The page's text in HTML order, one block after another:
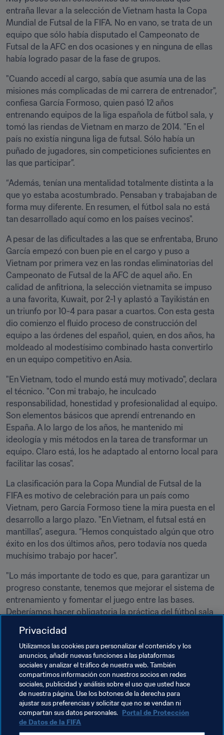
entraña llevar a la selección de Vietnam hasta la Copa
Mundial de Futsal de la FIFA. No en vano, se trata de un
equipo que sólo había disputado el Campeonato de
Futsal de la AFC en dos ocasiones y en ninguna de ellas
había logrado pasar de la fase de grupos.
"Cuando accedí al cargo, sabía que asumía una de las
misiones más complicadas de mi carrera de entrenador",
confiesa García Formoso, quien pasó 12 años
entrenando equipos de la liga española de fútbol sala, y
tomó las riendas de Vietnam en marzo de 2014. "En el
país no existía ninguna liga de futsal. Sólo había un
puñado de jugadores, sin competiciones suficientes en
las que participar”.
“Además, tenían una mentalidad totalmente distinta a la
que yo estaba acostumbrado. Pensaban y trabajaban de
forma muy diferente. En resumen, el fútbol sala no está
tan desarrollado aquí como en los países vecinos".
A pesar de las dificultades a las que se enfrentaba, Bruno
García empezó con buen pie en el cargo y puso a
Vietnam por primera vez en las rondas eliminatorias del
Campeonato de Futsal de la AFC de aquel año. En
calidad de anfitriona, la selección vietnamita se impuso
a una favorita, Kuwait, por 2-1 y aplastó a Tayikistán en
un triunfo por 10-4 para pasar a cuartos. Con esta gesta
dio comienzo el fluido proceso de construcción del
equipo a las órdenes del español, quien, en dos años, ha
moldeado al modestísimo combinado hasta convertirlo
en un equipo competitivo en Asia.
"En Vietnam, todo el mundo está muy motivado", declara
el técnico. "Con mi trabajo, he inculcado
responsabilidad, honestidad y profesionalidad al equipo.
Son elementos básicos que aprendí entrenando en
España. A lo largo de los años, he mantenido mi
ideología y mis métodos en la tarea de transformar un
equipo. Claro está, los he adaptado al entorno local para
facilitar las cosas".
La clasificación para la Copa Mundial de Futsal de la
FIFA es motivo de celebración para un país como
Vietnam, pero García Formoso tiene la mira puesta en el
desarrollo a largo plazo. "En Vietnam, el futsal está en
mantillas”, asegura. “Hemos conquistado algún que otro
éxito en los dos últimos años, pero todavía nos queda
muchísimo trabajo por hacer”.
"Lo más importante de todo es que, para garantizar un
progreso constante, tenemos que mejorar el sistema de
entrenamiento y fomentar el juego entre las bases.
Deberíamos hacer obligatoria la práctica del fútbol sala
cantera. La liga de nacional de futsal recién creada
empezará ahora su segunda temporada, y espero que en
el futuro pueda contar con jugadores y entrenadores
extranjeros. De esto modo subiría el listón y nuestra liga
se acercaría a los niveles de las mejores ligas asiáticas,
como las de Japón, Irán o Tailandia”.
Temas relacionados
Privacidad
Utilizamos las cookies para personalizar el contenido y los
anuncios, añadir nuevas funciones a las plataformas
sociales y analizar el tráfico de nuestra web. También
compartimos información con nuestros socios en redes
sociales, publicidad y análisis sobre el uso que usted hace
de nuestra página. Use los botones de la derecha para
ajustar sus preferencias y solicitar que no se vendan ni
compartan sus datos personales. Portal de Protección
de Datos de la FIFA